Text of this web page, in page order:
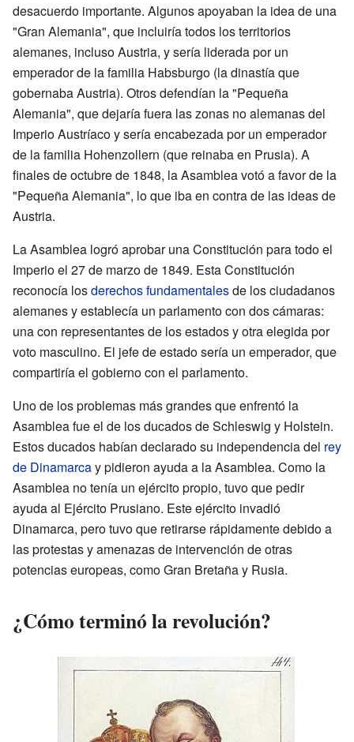
desacuerdo importante. Algunos apoyaban la idea de una
"Gran Alemania", que incluiría todos los territorios
alemanes, incluso Austria, y sería liderada por un
emperador de la familia Habsburgo (la dinastía que
gobernaba Austria). Otros defendían la "Pequeña
Alemania", que dejaría fuera las zonas no alemanas del
Imperio Austríaco y sería encabezada por un emperador
de la familia Hohenzollern (que reinaba en Prusia). A
finales de octubre de 1848, la Asamblea votó a favor de la
"Pequeña Alemania", lo que iba en contra de las ideas de
Austria.
La Asamblea logró aprobar una Constitución para todo el
Imperio el 27 de marzo de 1849. Esta Constitución
reconocía losderechos fundamentalesde los ciudadanos
alemanes y establecía un parlamento con dos cámaras:
una con representantes de los estados y otra elegida por
voto masculino. El jefe de estado sería un emperador, que
compartiría el gobierno con el parlamento.
Uno de los problemas más grandes que enfrentó la
Asamblea fue el de los ducados de Schleswig y Holstein.
Estos ducados habían declarado su independencia del rey
de Dinamarcay pidieron ayuda a la Asamblea. Como la
Asamblea no tenía un ejército propio, tuvo que pedir
ayuda al Ejército Prusiano. Este ejército invadió
Dinamarca, pero tuvo que retirarse rápidamente debido a
las protestas y amenazas de intervención de otras
potencias europeas, como Gran Bretaña y Rusia.
¿Cómo terminó la revolución?